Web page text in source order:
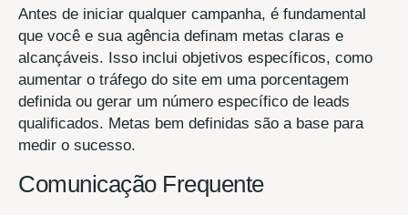
Antes de iniciar qualquer campanha, é fundamental
que você e sua agência definam metas claras e
alcançáveis. Isso inclui objetivos específicos, como
aumentar o tráfego do site em uma porcentagem
definida ou gerar um número específico de leads
qualificados. Metas bem definidas são a base para
medir o sucesso.
Comunicação Frequente